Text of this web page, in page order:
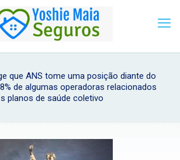
que ANS tome uma posição diante do
de algumas operadoras relacionados
planos de saúde coletivo